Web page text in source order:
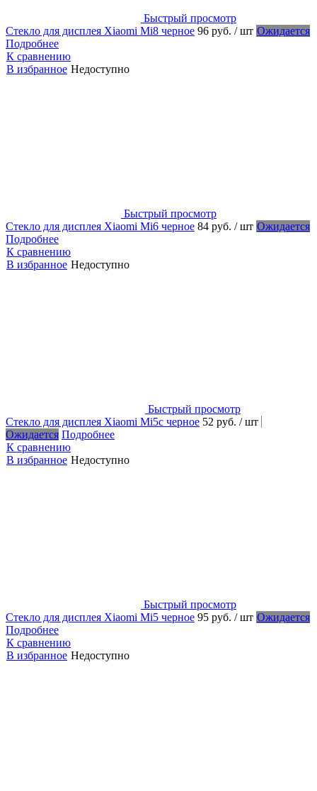
Быстрый просмотр
Стекло для дисплея Xiaomi Mi8 черное 96 руб. / шт Ожидается
Подробнее
К сравнению
В избранное Недоступно
Быстрый просмотр
Стекло для дисплея Xiaomi Mi6 черное 84 руб. / шт Ожидается
Подробнее
К сравнению
В избранное Недоступно
Быстрый просмотр
Стекло для дисплея Xiaomi Mi5c черное 52 руб. / шт
Ожидается Подробнее
К сравнению
В избранное Недоступно
Быстрый просмотр
Стекло для дисплея Xiaomi Mi5 черное 95 руб. / шт Ожидается
Подробнее
К сравнению
В избранное Недоступно